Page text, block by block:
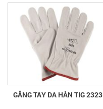
GĂNG TAY DA HÀN TIG 2323